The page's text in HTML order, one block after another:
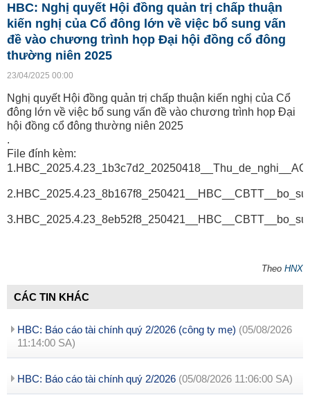
HBC: Nghị quyết Hội đồng quản trị chấp thuận
kiến nghị của Cổ đông lớn về việc bổ sung vấn
đề vào chương trình họp Đại hội đồng cổ đông
thường niên 2025
23/04/2025 00:00
Nghị quyết Hội đồng quản trị chấp thuận kiến nghị của Cổ
đông lớn về việc bổ sung vấn đề vào chương trình họp Đại
hội đồng cổ đông thường niên 2025
.
File đính kèm:
Theo HNX
CÁC TIN KHÁC
HBC: Báo cáo tài chính quý 2/2026 (công ty mẹ) (05/08/2026
11:14:00 SA)
HBC: Báo cáo tài chính quý 2/2026 (05/08/2026 11:06:00 SA)